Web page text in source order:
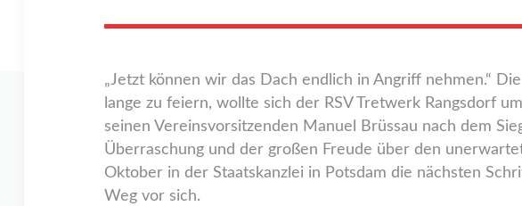
„Jetzt können wir das Dach endlich in Angriff nehmen.“
lange zu feiern, wollte sich der RSV Tretwerk Rangsdorf um
seinen Vereinsvorsitzenden Manuel Brüssau nach dem
Überraschung und der großen Freude über den
Oktober in der Staatskanzlei in Potsdam die nächsten
Weg vor sich.